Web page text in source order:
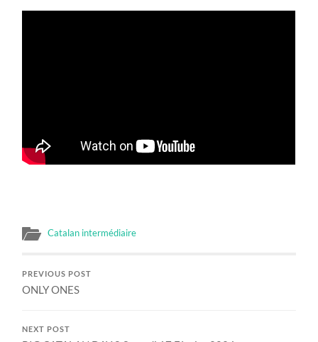
Catalan intermédiaire
PREVIOUS POST
ONLY ONES
NEXT POST